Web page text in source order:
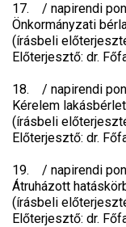
17. / napirendi
Önkormányzati
(írásbeli
Előterjesztő: dr.
18. / napirendi
Kérelem
(írásbeli
Előterjesztő: dr.
19. / napirendi
Átruházott
(írásbeli
Előterjesztő: dr.